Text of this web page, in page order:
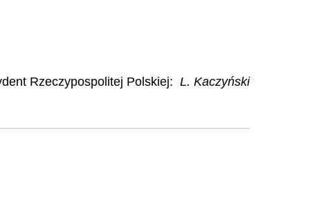
Rzeczypospolitej Polskiej: L. Kaczyński